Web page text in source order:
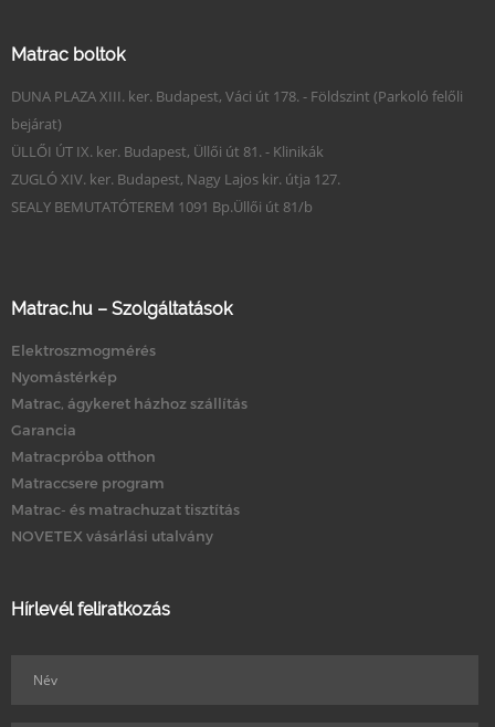
Matrac boltok
DUNA PLAZA XIII. ker. Budapest, Váci út 178. - Földszint (Parkoló felőli
bejárat)
ÜLLŐI ÚT IX. ker. Budapest, Üllői út 81. - Klinikák
ZUGLÓ XIV. ker. Budapest, Nagy Lajos kir. útja 127.
SEALY BEMUTATÓTEREM 1091 Bp.Üllői út 81/b
Matrac.hu – Szolgáltatások
Elektroszmogmérés
Nyomástérkép
Matrac, ágykeret házhoz szállítás
Garancia
Matracpróba otthon
Matraccsere program
Matrac- és matrachuzat tisztítás
NOVETEX vásárlási utalvány
Hírlevél feliratkozás